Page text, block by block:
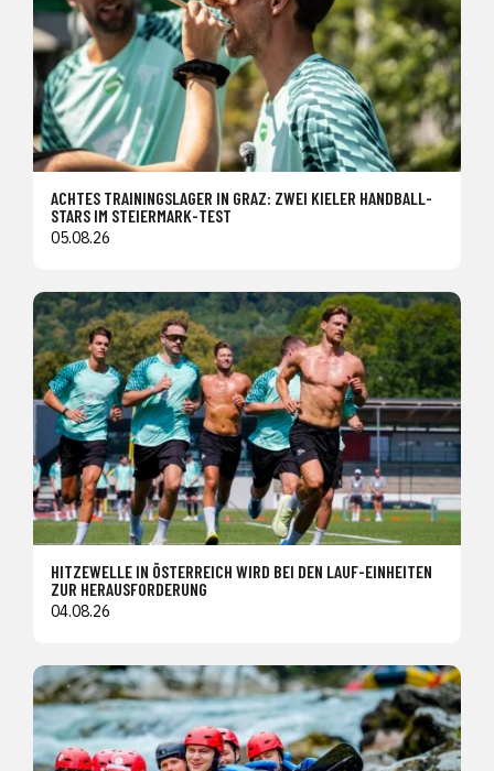
ACHTES TRAININGSLAGER IN GRAZ: ZWEI KIELER HANDBALL-
STARS IM STEIERMARK-TEST
05.08.26
HITZEWELLE IN ÖSTERREICH WIRD BEI DEN LAUF-EINHEITEN
ZUR HERAUSFORDERUNG
04.08.26